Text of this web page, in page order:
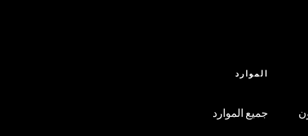
الموارد
جميع الموارد